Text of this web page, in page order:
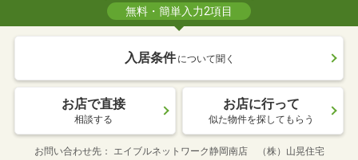
無料・簡単入力2項目
入居条件 について聞く
お店で直接
相談する
お店に行って
似た物件を探してもらう
お問い合わせ先 エイブルネットワーク静岡南店 （株）山晃住宅